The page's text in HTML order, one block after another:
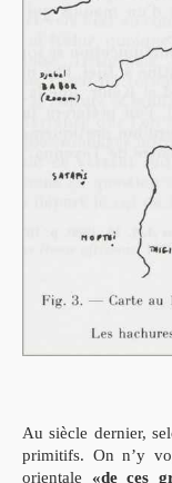
Au siècle dernier,
primitifs. On n’y
orientale «de ces